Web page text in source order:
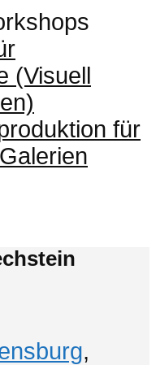
(Visuell
für
,